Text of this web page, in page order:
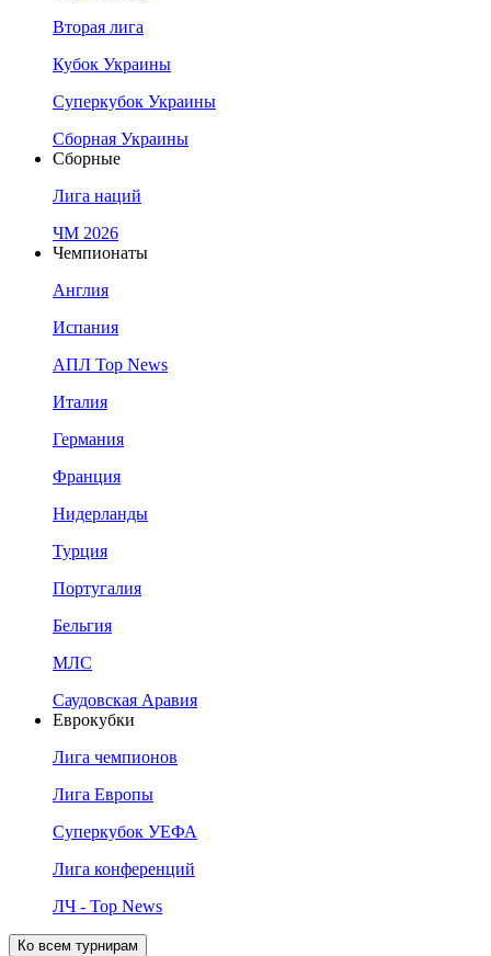
Вторая лига
Кубок Украины
Суперкубок Украины
Сборная Украины
Сборные
Лига наций
ЧМ 2026
Чемпионаты
Англия
Испания
АПЛ Top News
Италия
Германия
Франция
Нидерланды
Турция
Португалия
Бельгия
МЛС
Саудовская Аравия
Еврокубки
Лига чемпионов
Лига Европы
Суперкубок УЕФА
Лига конференций
ЛЧ - Top News
Ко всем турнирам